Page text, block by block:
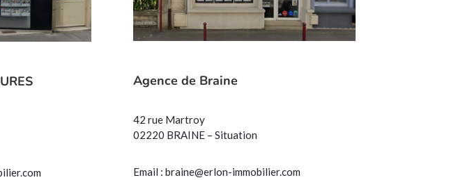
Agence de Braine
42 rue Martroy
02220 BRAINE – Situation
Email : braine@erlon-immobilier.com